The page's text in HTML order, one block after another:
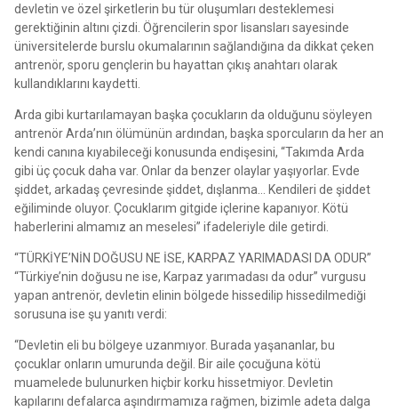
devletin ve özel şirketlerin bu tür oluşumları desteklemesi
gerektiğinin altını çizdi. Öğrencilerin spor lisansları sayesinde
üniversitelerde burslu okumalarının sağlandığına da dikkat çeken
antrenör, sporu gençlerin bu hayattan çıkış anahtarı olarak
kullandıklarını kaydetti.
Arda gibi kurtarılamayan başka çocukların da olduğunu söyleyen
antrenör Arda’nın ölümünün ardından, başka sporcuların da her an
kendi canına kıyabileceği konusunda endişesini, “Takımda Arda
gibi üç çocuk daha var. Onlar da benzer olaylar yaşıyorlar. Evde
şiddet, arkadaş çevresinde şiddet, dışlanma… Kendileri de şiddet
eğiliminde oluyor. Çocuklarım gitgide içlerine kapanıyor. Kötü
haberlerini almamız an meselesi” ifadeleriyle dile getirdi.
“TÜRKİYE’NİN DOĞUSU NE İSE, KARPAZ YARIMADASI DA ODUR”
“Türkiye’nin doğusu ne ise, Karpaz yarımadası da odur” vurgusu
yapan antrenör, devletin elinin bölgede hissedilip hissedilmediği
sorusuna ise şu yanıtı verdi:
“Devletin eli bu bölgeye uzanmıyor. Burada yaşananlar, bu
çocuklar onların umurunda değil. Bir aile çocuğuna kötü
muamelede bulunurken hiçbir korku hissetmiyor. Devletin
kapılarını defalarca aşındırmamıza rağmen, bizimle adeta dalga